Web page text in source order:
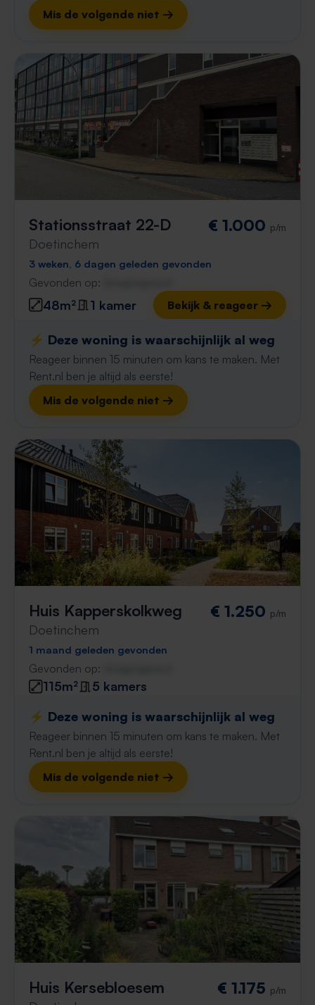
Mis de volgende niet →
Stationsstraat 22-D
Doetinchem
€ 1.000 p/m
3 weken, 6 dagen geleden gevonden
Gevonden op:
48m² 1 kamer Bekijk & reageer →
⚡️ Deze woning is waarschijnlijk al weg
Reageer binnen 15 minuten om kans te maken. Met
Rent.nl ben je altijd als eerste!
Mis de volgende niet →
Huis Kapperskolkweg
Doetinchem
€ 1.250 p/m
1 maand geleden gevonden
Gevonden op:
115m²
5 kamers
⚡️ Deze woning is waarschijnlijk al weg
Reageer binnen 15 minuten om kans te maken. Met
Rent.nl ben je altijd als eerste!
Mis de volgende niet →
Huis Kersebloesem € 1.175 p/m